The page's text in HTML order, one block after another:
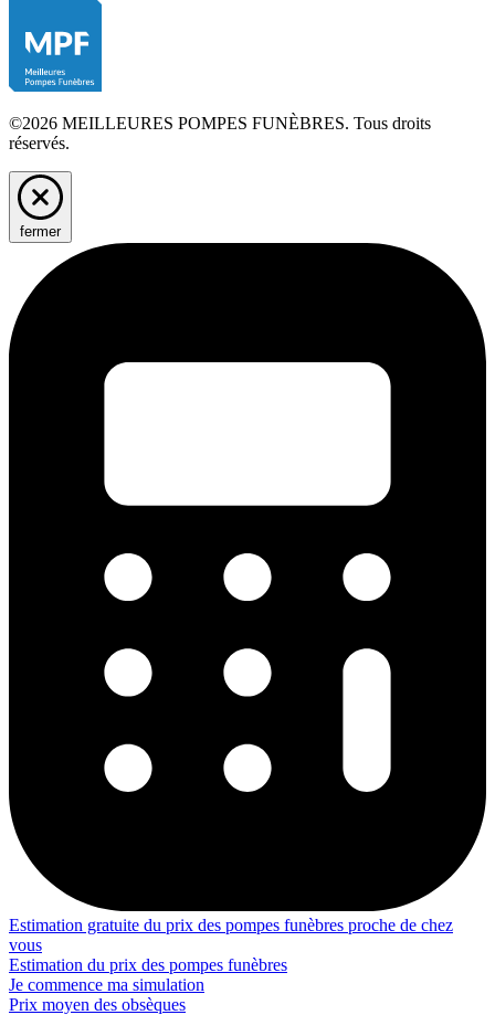
©2026 MEILLEURES POMPES FUNÈBRES. Tous droits
réservés.
fermer
Estimation gratuite du prix des pompes funèbres proche de chez
vous
Estimation du prix des pompes funèbres
Je commence ma simulation
Prix moyen des obsèques